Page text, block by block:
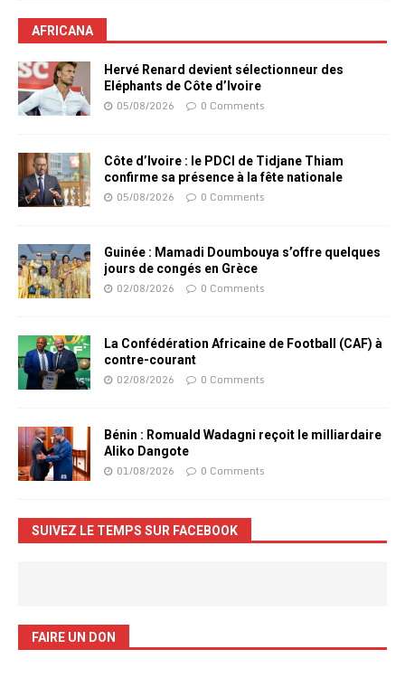
AFRICANA
Hervé Renard devient sélectionneur des
Eléphants de Côte d’Ivoire
05/08/2026 0 Comments
Côte d’Ivoire : le PDCI de Tidjane Thiam
confirme sa présence à la fête nationale
05/08/2026 0 Comments
Guinée : Mamadi Doumbouya s’offre quelques
jours de congés en Grèce
02/08/2026 0 Comments
La Confédération Africaine de Football (CAF) à
contre-courant
02/08/2026 0 Comments
Bénin : Romuald Wadagni reçoit le milliardaire
Aliko Dangote
01/08/2026 0 Comments
SUIVEZ LE TEMPS SUR FACEBOOK
FAIRE UN DON